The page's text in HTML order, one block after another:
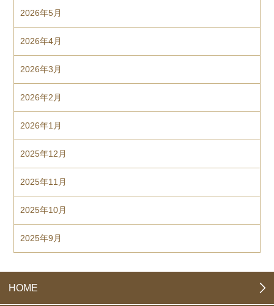
2026年5月
2026年4月
2026年3月
2026年2月
2026年1月
2025年12月
2025年11月
2025年10月
2025年9月
HOME